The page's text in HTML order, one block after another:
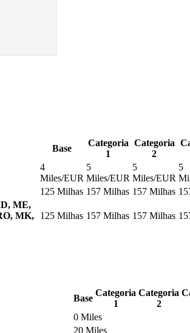
Base
Categoria
1
Categoria
2
4
Miles/EUR
5
Miles/EUR
5
Miles/EUR
5
125 Milhas 157 Milhas 157 Milhas
ME,
MK,
125 Milhas 157 Milhas 157 Milhas
Base
Categoria
1
Categoria
2
0 Miles
20 Miles